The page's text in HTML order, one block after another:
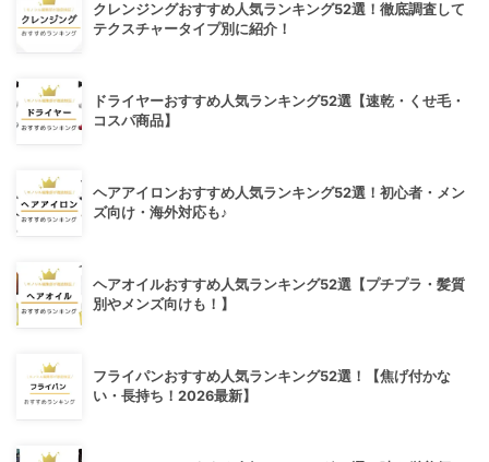
クレンジングおすすめ人気ランキング52選！徹底調査して
テクスチャータイプ別に紹介！
ドライヤーおすすめ人気ランキング52選【速乾・くせ毛・
コスパ商品】
ヘアアイロンおすすめ人気ランキング52選！初心者・メン
ズ向け・海外対応も♪
ヘアオイルおすすめ人気ランキング52選【プチプラ・髪質
別やメンズ向けも！】
フライパンおすすめ人気ランキング52選！【焦げ付かな
い・長持ち！2026最新】